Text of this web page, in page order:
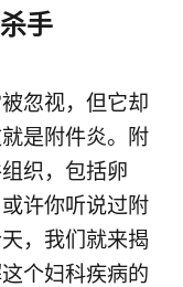
手
忽视，但它却
是附件炎。附
织，包括卵
许你听说过附
，我们就来揭
个妇科疾病的